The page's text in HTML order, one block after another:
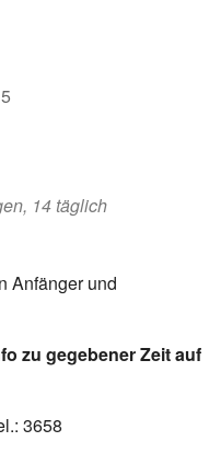
14 täglich
Anfänger und
zu gegebener Zeit auf
3658